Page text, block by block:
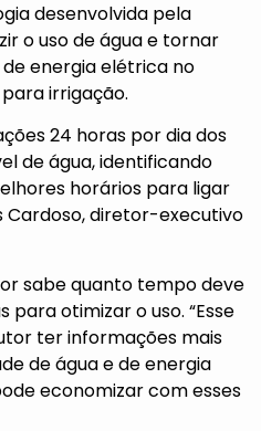
desenvolvida pela
o uso de água e tornar
energia elétrica no
irrigação.
24 horas por dia dos
de água, identificando
horários para ligar
Cardoso, diretor-executivo
sabe quanto tempo deve
otimizar o uso. “Esse
ter informações mais
de água e de energia
economizar com esses